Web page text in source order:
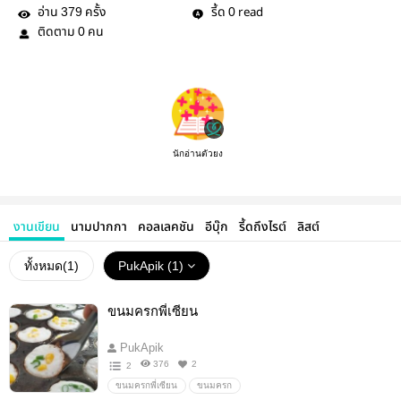
อ่าน 379 ครั้ง รี้ด 0 read
ติดตาม 0 คน
นักอ่านตัวยง
งานเขียน นามปากกา คอลเลคชัน อีบุ๊ก รี้ดถึงไรต์ ลิสต์
ทั้งหมด(1) PukApik (1)
ขนมครกพี่เซียน
PukApik
2 376 2
ขนมครกพี่เซียน ขนมครก